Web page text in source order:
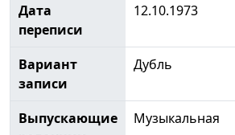
Дата
переписи
12.10.1973
Вариант
записи
Дубль
Выпускающие
Музыкальная